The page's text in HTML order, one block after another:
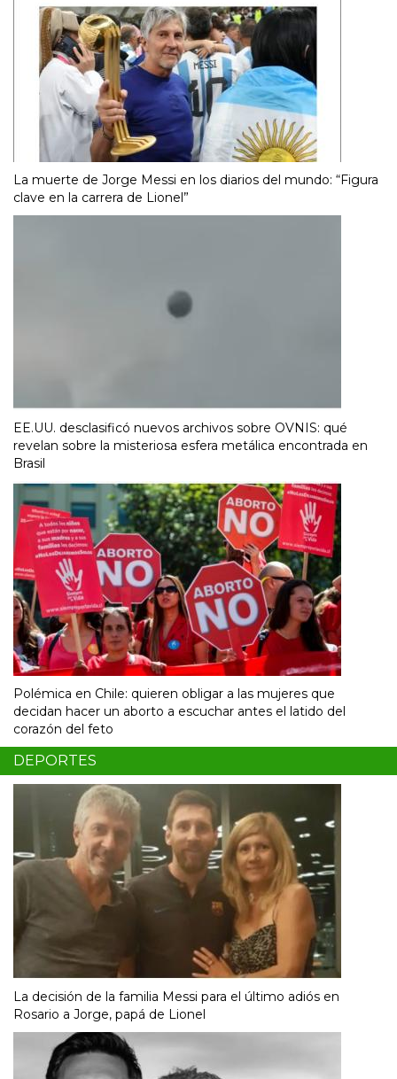
La muerte de Jorge Messi en los diarios del mundo: “Figura
clave en la carrera de Lionel”
EE.UU. desclasificó nuevos archivos sobre OVNIS: qué
revelan sobre la misteriosa esfera metálica encontrada en
Brasil
Polémica en Chile: quieren obligar a las mujeres que
decidan hacer un aborto a escuchar antes el latido del
corazón del feto
DEPORTES
La decisión de la familia Messi para el último adiós en
Rosario a Jorge, papá de Lionel